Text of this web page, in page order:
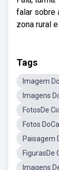
falar sobre
zona rural e
Tags
Imagem
Imagens
FotosDe
Fotos
Paisagem
FigurasDe
Imagens